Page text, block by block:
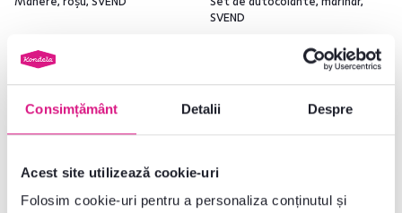
Consimțământ Detalii Despre
Acest site utilizează cookie-uri
Folosim cookie-uri pentru a personaliza conținutul și
16 lei
6 Culori detaliate
SVEND